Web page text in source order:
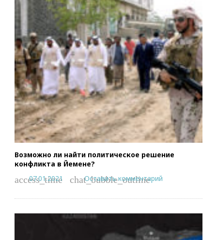
Возможно ли найти политическое решение
конфликта в Йемене?
access_time
07.01.2021 chat_bubble_outline
Оставить комментарий